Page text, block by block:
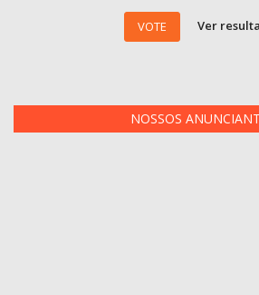
VOTE Ver
NOSSOS